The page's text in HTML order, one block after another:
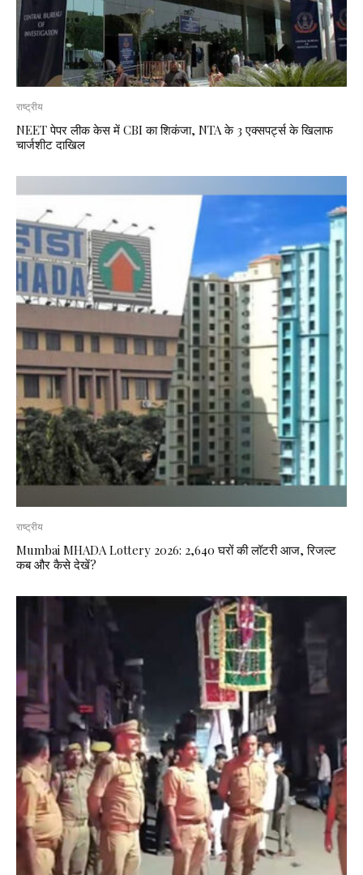
राष्ट्रीय
NEET पेपर लीक केस में CBI का शिकंजा, NTA के 3 एक्सपर्ट्स के खिलाफ
चार्जशीट दाखिल
राष्ट्रीय
Mumbai MHADA Lottery 2026: 2,640 घरों की लॉटरी आज, रिजल्ट
कब और कैसे देखें?